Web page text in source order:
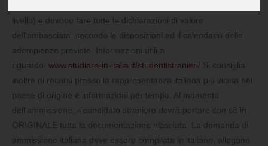
livello) e devono fare tutte le dichiarazioni di valore
dell'ambasciata, secondo le disposizioni ed il calendario delle
adempienze previste. Informazioni utili a
riguardo: www.studiare-in-italia.it/studentistranieri/ Si consiglia
inoltre di recarsi presso la rappresentanza italiana più vicina nel
paese di origine e informazioni per tempo. Al momento
dell'ammissione, il candidato straniero dovrà portare con sé in
ORIGINALE tutta la documentazione rilasciata. La domanda di
ammissione italiana deve essere compilata in italiano, allegano